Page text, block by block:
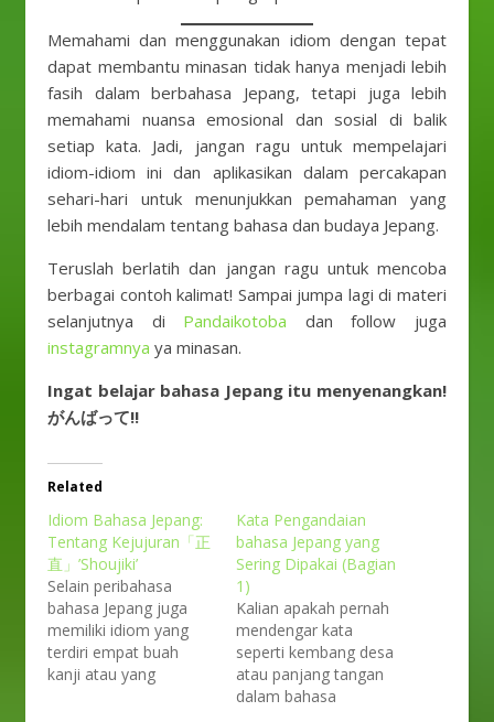
Memahami dan menggunakan idiom dengan tepat
dapat membantu minasan tidak hanya menjadi lebih
fasih dalam berbahasa Jepang, tetapi juga lebih
memahami nuansa emosional dan sosial di balik
setiap kata. Jadi, jangan ragu untuk mempelajari
idiom-idiom ini dan aplikasikan dalam percakapan
sehari-hari untuk menunjukkan pemahaman yang
lebih mendalam tentang bahasa dan budaya Jepang.
Teruslah berlatih dan jangan ragu untuk mencoba
berbagai contoh kalimat! Sampai jumpa lagi di materi
selanjutnya di Pandaikotoba dan follow juga
instagramnya ya minasan.
Ingat belajar bahasa Jepang itu menyenangkan!
がんばって!!
Related
Idiom Bahasa Jepang:
Tentang Kejujuran「正
直」’Shoujiki’
Selain peribahasa
bahasa Jepang juga
memiliki idiom yang
terdiri empat buah
kanji atau yang
Kata Pengandaian
bahasa Jepang yang
Sering Dipakai (Bagian
1)
Kalian apakah pernah
mendengar kata
seperti kembang desa
atau panjang tangan
dalam bahasa